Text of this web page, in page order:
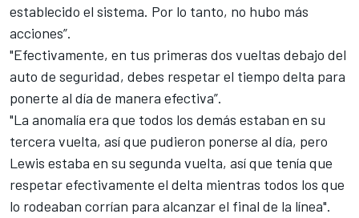
establecido el sistema. Por lo tanto, no hubo más
acciones”.
"Efectivamente, en tus primeras dos vueltas debajo del
auto de seguridad, debes respetar el tiempo delta para
ponerte al día de manera efectiva”.
"La anomalía era que todos los demás estaban en su
tercera vuelta, así que pudieron ponerse al día, pero
Lewis estaba en su segunda vuelta, así que tenía que
respetar efectivamente el delta mientras todos los que
lo rodeaban corrían para alcanzar el final de la línea".